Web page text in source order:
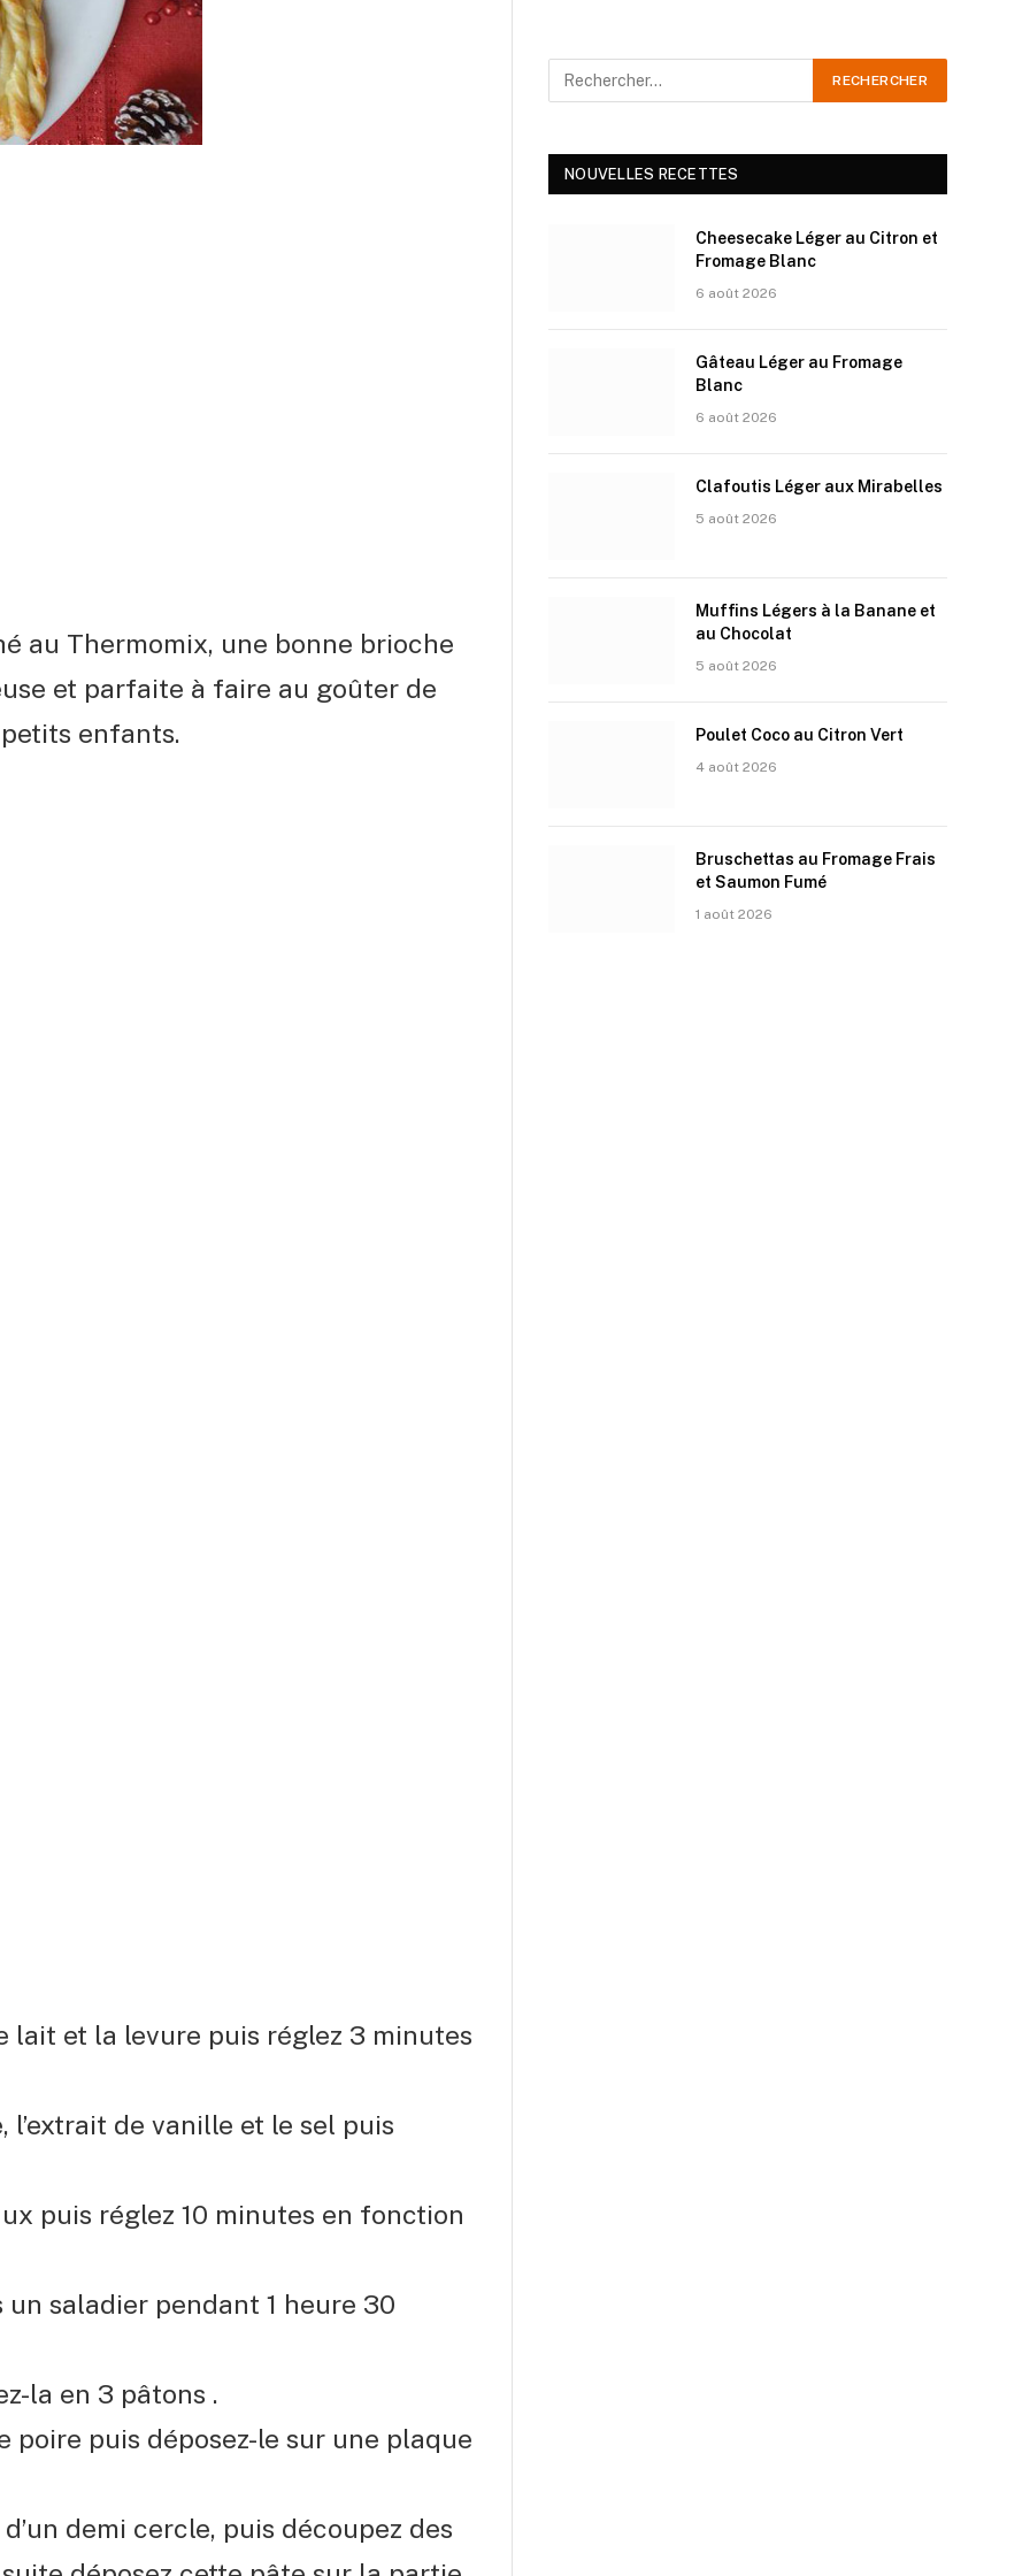
au Thermomix, une bonne brioche
et parfaite à faire au goûter de
enfants.
lait et la levure puis réglez 3 minutes
de vanille et le sel puis
puis réglez 10 minutes en fonction
saladier pendant 1 heure 30
la en 3 pâtons .
poire puis déposez-le sur une plaque
demi cercle, puis découpez des
NOUVELLES RECETTES
Cheesecake Léger au Citron et
Fromage Blanc
6 août 2026
Gâteau Léger au Fromage
Blanc
6 août 2026
Clafoutis Léger aux Mirabelles
5 août 2026
Muffins Légers à la Banane et
au Chocolat
5 août 2026
Poulet Coco au Citron Vert
4 août 2026
Bruschettas au Fromage Frais
et Saumon Fumé
1 août 2026